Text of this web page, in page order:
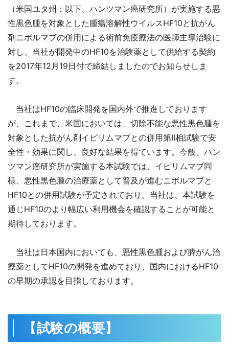
（米国ユタ州：以下、ハンツマン癌研究所）が実施する悪
性黒色腫を対象とした腫瘍溶解性ウイルスHF10と抗がん
剤ニボルマブの併用による術前免疫療法の医師主導治験に
対し、当社が開発中のHF10を治験薬として供給する契約
を2017年12月19日付で締結しましたのでお知らせしま
す。
当社はHF10の臨床開発を国内外で推進しております
が、これまで、米国においては、切除不能な悪性黒色腫を
対象とした抗がん剤イピリムマブとの併用第II相試験で安
全性・効果に関し、良好な結果を得ています。今般、ハン
ツマン癌研究所が実施する本試験では、イピリムマブ同
様、悪性黒色腫の治療薬として普及が進むニボルマブと
HF10との併用試験が予定されており、当社は、本試験を
通じHF10のより幅広い利用機会を確認することが可能と
期待しております。
当社は日本国内においても、悪性黒色腫および膵がん治
療薬としてHF10の開発を進めており、国内におけるHF10
の早期の承認を目指しております。
【試験の概要】